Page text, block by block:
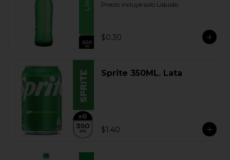
Retornable
Precio incluye solo Liquido
$0.30
Sprite 350ML. Lata
$1.40